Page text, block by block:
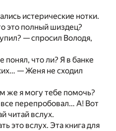
истерические нотки.
это полный шиздец?
— спросил Володя,
понял, что ли? Я в банке
— Женя не сходил
я могу тебе помочь?
перепробовал… А! Вот
читай вслух.
это вслух. Эта книга для